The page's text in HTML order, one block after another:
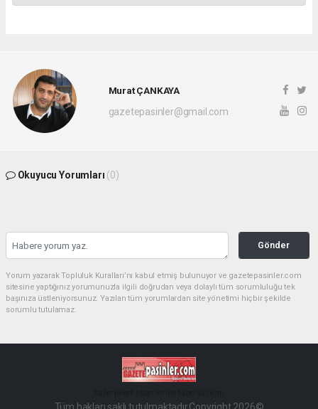
Murat ÇANKAYA
gazetepasinler@gmail.com
Okuyucu Yorumları (0)
Gönder
Yorum yazarak Topluluk Kuralları’nı kabul etmiş bulunuyor ve gazetepasinler.com
sitesine yaptığınız yorumunuzla ilgili doğrudan veya dolaylı tüm sorumluluğu tek
başınıza üstleniyorsunuz. Yazılan tüm yorumlardan site yönetimi hiçbir şekilde
sorumlu tutulamaz.